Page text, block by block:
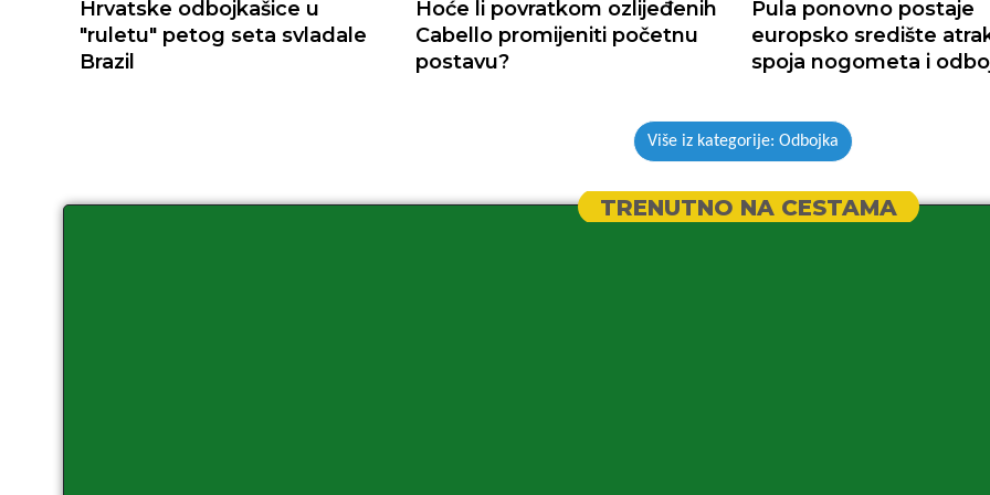
Hrvatske odbojkašice u
"ruletu" petog seta svladale
Brazil
Hoće li povratkom ozlijeđenih
Cabello promijeniti početnu
postavu?
Pula ponovno postaje
europsko središte
spoja nogometa i
Više iz kategorije: Odbojka
TRENUTNO NA CESTAMA